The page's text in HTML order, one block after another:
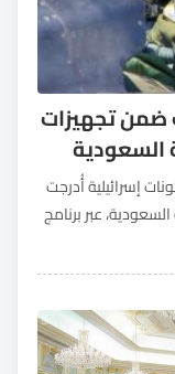
ضمن تجهيزات
السعودية
إسرائيلية أُدرجت
عبر برنامج